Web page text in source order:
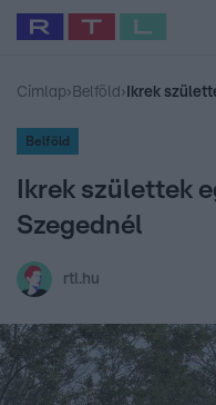
Legfrissebb RTL Híradó
Babits Marcella
Címlap› Belföld › Ikrek
Belföld
Ikrek születtek
Szegednél
rtl.hu